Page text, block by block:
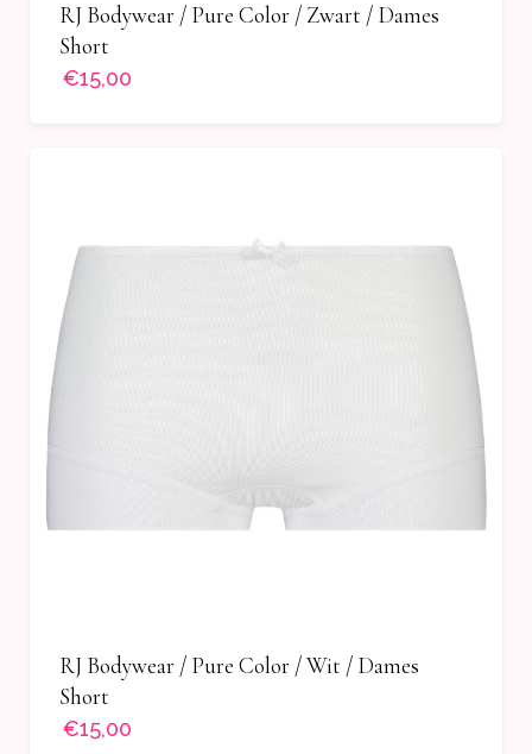
RJ Bodywear / Pure Color / Zwart / Dames
Short
€15,00
RJ Bodywear / Pure Color / Wit / Dames
Short
€15,00